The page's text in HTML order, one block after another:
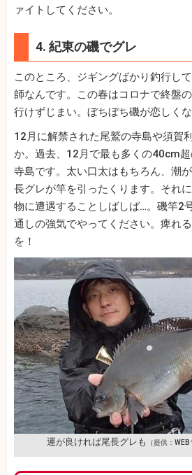
ァイトしてください。
4. 紀東の磯でグレ
このところ、ジギングばかり釣行し
師なんです。この春はコロナで終盤
行けずじまい。ぼちぼち磯が恋しくな
12月に解禁された尾鷲の寺島や須賀
か。過去、12月で最も多くの40cm
寺島です。太い口太はもちろん、潮
長グレが竿を引ったくります。それ
物に遭遇することしばしば…。磯竿2
通しの強気でやってください。痺れ
を！
運が良ければ尾長グレも （提供：